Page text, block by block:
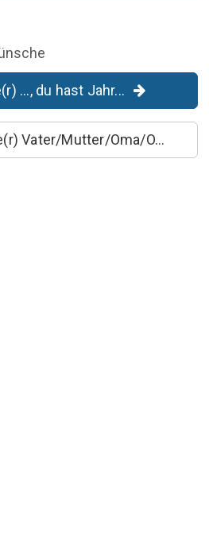
..., du hast Jahr...
Vater/Mutter/Oma/O...